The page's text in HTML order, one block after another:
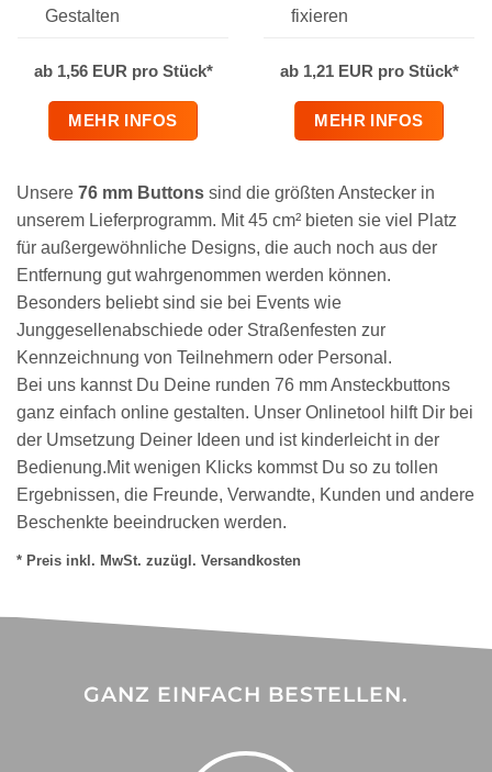
Gestalten
ab 1,56 EUR pro Stück*
MEHR INFOS
fixieren
ab 1,21 EUR pro Stück*
MEHR INFOS
Unsere 76 mm Buttons sind die größten Anstecker in
unserem Lieferprogramm. Mit 45 cm² bieten sie viel Platz
für außergewöhnliche Designs, die auch noch aus der
Entfernung gut wahrgenommen werden können.
Besonders beliebt sind sie bei Events wie
Junggesellenabschiede oder Straßenfesten zur
Kennzeichnung von Teilnehmern oder Personal.
Bei uns kannst Du Deine runden 76 mm Ansteckbuttons
ganz einfach online gestalten. Unser Onlinetool hilft Dir bei
der Umsetzung Deiner Ideen und ist kinderleicht in der
Bedienung.Mit wenigen Klicks kommst Du so zu tollen
Ergebnissen, die Freunde, Verwandte, Kunden und andere
Beschenkte beeindrucken werden.
* Preis inkl. MwSt. zuzügl. Versandkosten
GANZ EINFACH BESTELLEN.